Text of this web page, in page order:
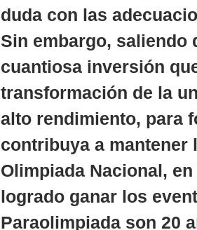
duda con las
Sin embargo, saliendo
cuantiosa inversión
transformación de la
alto rendimiento, para
contribuya a mantener
Olimpiada Nacional,
logrado ganar los
Paraolimpiada son 20